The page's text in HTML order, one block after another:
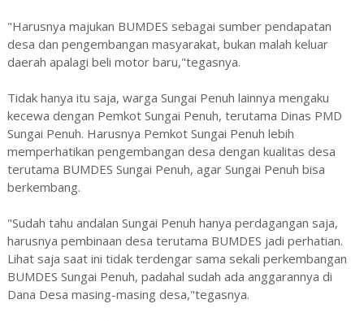
"Harusnya majukan BUMDES sebagai sumber pendapatan
desa dan pengembangan masyarakat, bukan malah keluar
daerah apalagi beli motor baru,"tegasnya.
Tidak hanya itu saja, warga Sungai Penuh lainnya mengaku
kecewa dengan Pemkot Sungai Penuh, terutama Dinas PMD
Sungai Penuh. Harusnya Pemkot Sungai Penuh lebih
memperhatikan pengembangan desa dengan kualitas desa
terutama BUMDES Sungai Penuh, agar Sungai Penuh bisa
berkembang.
"Sudah tahu andalan Sungai Penuh hanya perdagangan saja,
harusnya pembinaan desa terutama BUMDES jadi perhatian.
Lihat saja saat ini tidak terdengar sama sekali perkembangan
BUMDES Sungai Penuh, padahal sudah ada anggarannya di
Dana Desa masing-masing desa,"tegasnya.